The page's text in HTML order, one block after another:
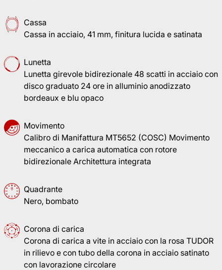
Cassa
Cassa in acciaio, 41 mm, finitura lucida e satinata
Lunetta
Lunetta girevole bidirezionale 48 scatti in acciaio con
disco graduato 24 ore in alluminio anodizzato
bordeaux e blu opaco
Movimento
Calibro di Manifattura MT5652 (COSC) Movimento
meccanico a carica automatica con rotore
bidirezionale Architettura integrata
Quadrante
Nero, bombato
Corona di carica
Corona di carica a vite in acciaio con la rosa TUDOR
in rilievo e con tubo della corona in acciaio satinato
con lavorazione circolare